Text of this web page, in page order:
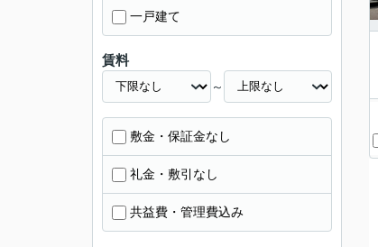
一戸建て
賃料
～
敷金・保証金なし
礼金・敷引なし
共益費・管理費込み